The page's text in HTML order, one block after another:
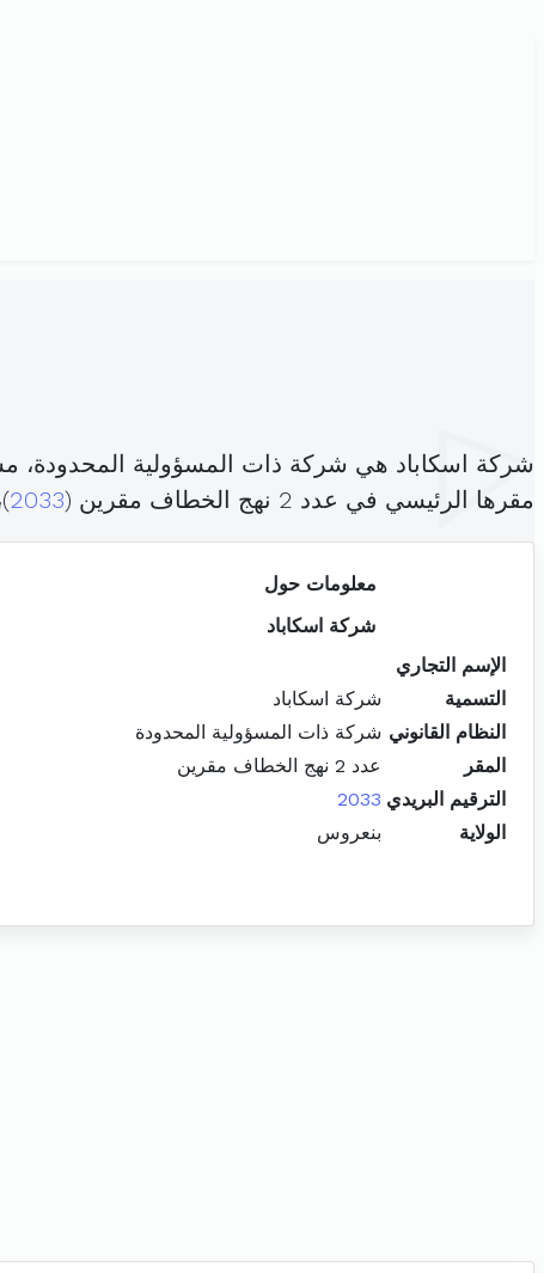
شركة اسكاباد هي شركة ذات المسؤولية المحدودة،
مقرها الرئيسي في عدد 2 نهج الخطاف مقرين (
2033
معلومات حول
شركة اسكاباد
الإسم التجاري
التسمية
شركة اسكاباد
النظام القانوني شركة ذات المسؤولية المحدودة
المقر
عدد 2 نهج الخطاف مقرين
الترقيم البريدي 2033
الولاية
بنعروس